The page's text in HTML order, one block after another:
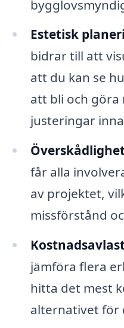
Estetisk
bidrar till att
att du kan se
att bli och göra
justeringar
får alla
av projektet,
missförstånd
jämföra flera
hitta det mest
alternativet för